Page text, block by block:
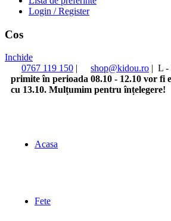
Login / Register
Cos
Inchide
0767 119 150 | shop@kidou.ro | L -
primite în perioada 08.10 - 12.10 vor fi
cu 13.10. Mulțumim pentru înțelegere!
Acasa
Fete